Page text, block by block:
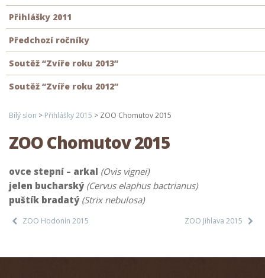
Přihlášky 2011
Předchozí ročníky
Soutěž “Zvíře roku 2013”
Soutěž “Zvíře roku 2012”
Bílý slon > Přihlášky 2015 > ZOO Chomutov 2015
ZOO Chomutov 2015
ovce stepní – arkal (Ovis vignei)
jelen bucharský (Cervus elaphus bactrianus)
puštík bradatý (Strix nebulosa)
ZOO Hodonín 2015 ZOO Jihlava 2015